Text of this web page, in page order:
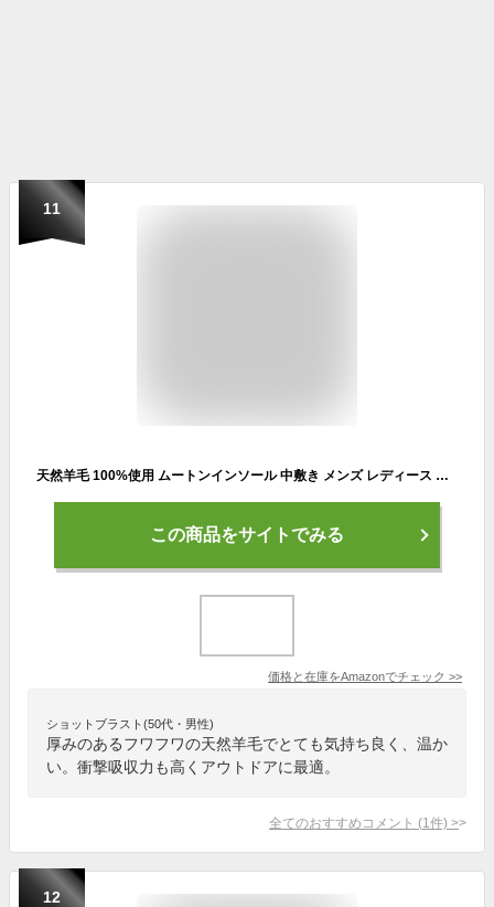
11
天然羊毛 100%使用 ムートンインソール 中敷き メンズ レディース 極厚 防寒 保温 冷え性 インソール あったか 極厚インソール 防寒保温抗菌防臭通気性 中敷き 衝撃吸収 ふわふわ もこもこ 防寒 保温 蒸れない 冷え性解消 なかじき 靴 男性用 女性用 革靴 ブーツに最適? (23.5cm)
この商品をサイトでみる
価格と在庫をAmazonでチェック >>
ショットブラスト(50代・男性)
厚みのあるフワフワの天然羊毛でとても気持ち良く、温か
い。衝撃吸収力も高くアウトドアに最適。
全てのおすすめコメント (1 件) >
12